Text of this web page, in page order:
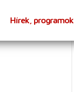
Hírek, programok